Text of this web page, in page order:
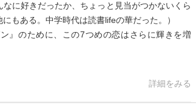
に好きだったか、ちょっと見当がつかないくら
もある。中学時代は読書lifeの華だった。）
』のために、この7つめの恋はさらに輝きを増
詳細をみる